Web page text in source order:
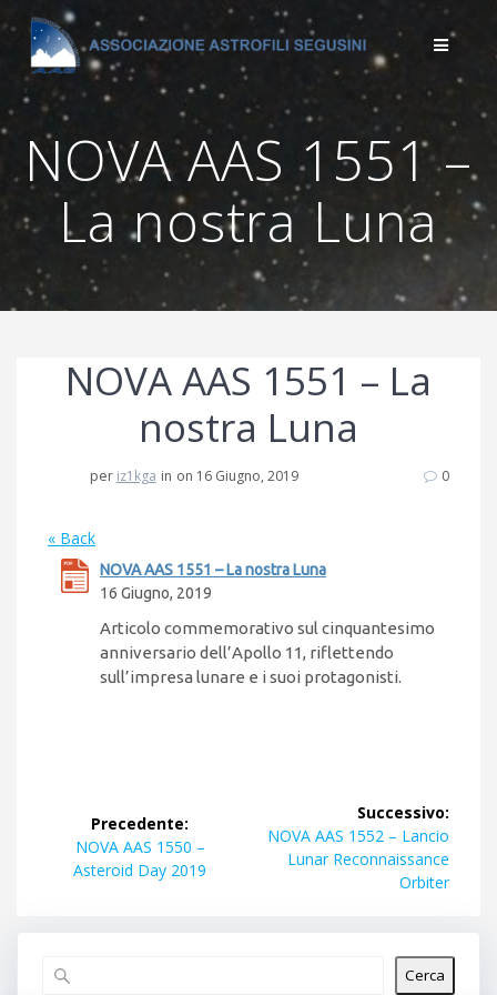
Salta
al
contenuto
NOVA AAS 1551 –
La nostra Luna
NOVA AAS 1551 – La
nostra Luna
per iz1kga in on 16 Giugno, 2019 0
« Back
NOVA AAS 1551 – La nostra Luna
16 Giugno, 2019
Articolo commemorativo sul cinquantesimo
anniversario dell’Apollo 11, riflettendo
sull’impresa lunare e i suoi protagonisti.
articoliPrecedente:
Articolo
precedente:
NOVA AAS 1550 –
Asteroid Day 2019
Successivo:
Articolo
successivo:
NOVA AAS 1552 – Lancio
Lunar Reconnaissance
Orbiter
Cerca